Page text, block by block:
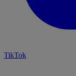
TikTok